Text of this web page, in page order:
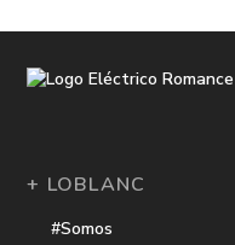
+ LOBLANC
#Somos